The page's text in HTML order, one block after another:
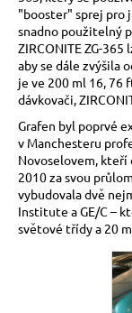
"booster" sprej pro
snadno použitelný
ZIRCONITE ZG-
aby se dále zvýšila
je ve 200 ml 16, 76
dávkovači,
Grafen byl poprvé
v Manchesteru
Novoselovem, kteří
2010 za svou
vybudovala dvě
Institute a GE/C –
světové třídy a 20
o
p
o
r
u
č
u
j
e
m
e